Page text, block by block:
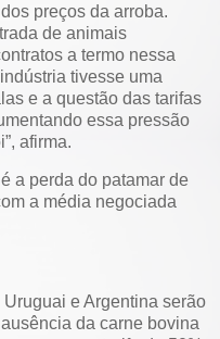
preços da arroba.
de animais
a termo nessa
tivesse uma
e a questão das tarifas
essa pressão
afirma.
a perda do patamar de
a média negociada
e Argentina serão
da carne bovina